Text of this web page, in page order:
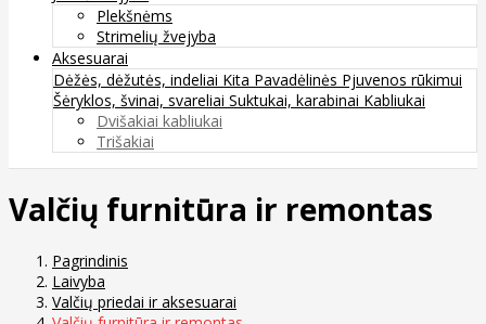
Plekšnėms
Strimelių žvejyba
Aksesuarai
Dėžės, dėžutės, indeliai Kita Pavadėlinės Pjuvenos rūkimui
Šėryklos, švinai, svareliai Suktukai, karabinai Kabliukai
Dvišakiai kabliukai
Trišakiai
Valčių furnitūra ir remontas
Pagrindinis
Laivyba
Valčių priedai ir aksesuarai